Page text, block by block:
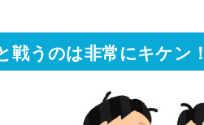
戦うのは非常にキケン